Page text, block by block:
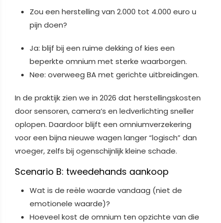
Zou een herstelling van 2.000 tot 4.000 euro u
pijn doen?
Ja: blijf bij een ruime dekking of kies een
beperkte omnium met sterke waarborgen.
Nee: overweeg BA met gerichte uitbreidingen.
In de praktijk zien we in 2026 dat herstellingskosten
door sensoren, camera’s en ledverlichting sneller
oplopen. Daardoor blijft een omniumverzekering
voor een bijna nieuwe wagen langer “logisch” dan
vroeger, zelfs bij ogenschijnlijk kleine schade.
Scenario B: tweedehands aankoop
Wat is de reële waarde vandaag (niet de
emotionele waarde)?
Hoeveel kost de omnium ten opzichte van die